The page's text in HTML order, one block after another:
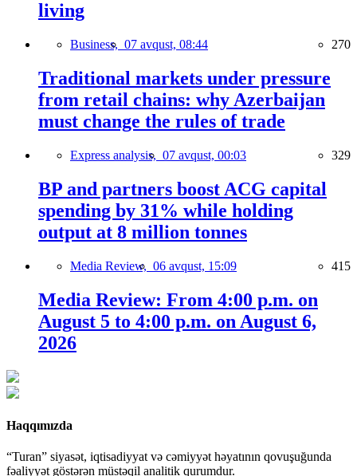
living
Business, 07 avqust, 08:44 270
Traditional markets under pressure
from retail chains: why Azerbaijan
must change the rules of trade
Express analysis, 07 avqust, 00:03 329
BP and partners boost ACG capital
spending by 31% while holding
output at 8 million tonnes
Media Review, 06 avqust, 15:09 415
Media Review: From 4:00 p.m. on
August 5 to 4:00 p.m. on August 6,
2026
Haqqımızda
“Turan” siyasət, iqtisadiyyat və cəmiyyət həyatının qovuşuğunda
fəaliyyət göstərən müstəqil analitik qurumdur.